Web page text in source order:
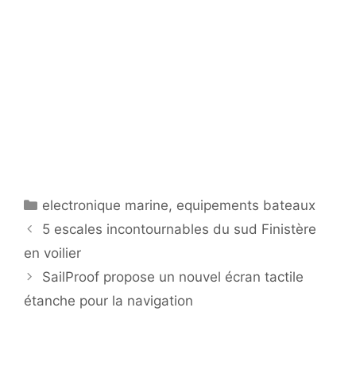
Catégories
electronique marine, equipements bateaux
5 escales incontournables du sud Finistère
en voilier
SailProof propose un nouvel écran tactile
étanche pour la navigation